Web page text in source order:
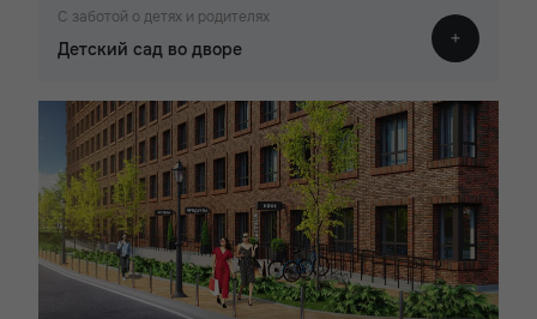
С заботой о детях и родителях
Детский сад во дворе